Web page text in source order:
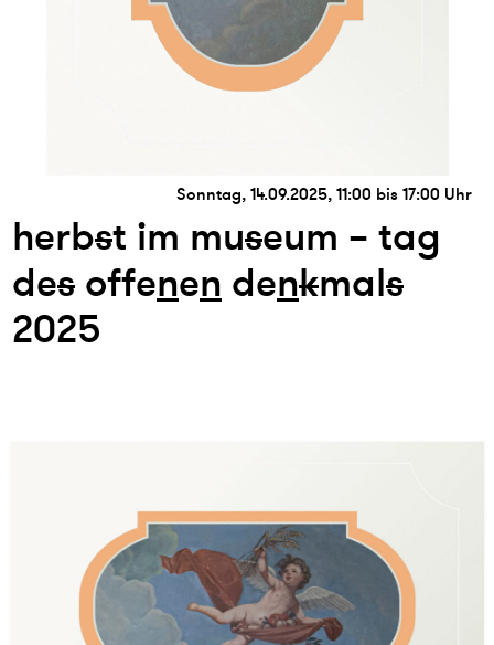
Sonntag, 14.09.2025, 11:00 bis 17:00 Uhr
herbst im museum – tag
desoffenen denkmals
2025